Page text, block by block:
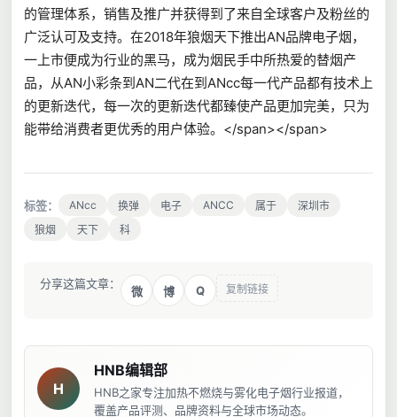
的管理体系，销售及推广并获得到了来自全球客户及粉丝的
广泛认可及支持。在2018年狼烟天下推出AN品牌电子烟，
一上市便成为行业的黑马，成为烟民手中所热爱的替烟产
品，从AN小彩条到AN二代在到ANcc每一代产品都有技术上
的更新迭代，每一次的更新迭代都臻使产品更加完美，只为
能带给消费者更优秀的用户体验。</span></span>
标签： ANcc 换弹 电子 ANCC 属于
深圳市
狼烟
天下 科
分享这篇文章：
微 博 Q 复制链接
H
HNB编辑部
HNB之家专注加热不燃烧与雾化电子烟行业报道，
覆盖产品评测、品牌资料与全球市场动态。